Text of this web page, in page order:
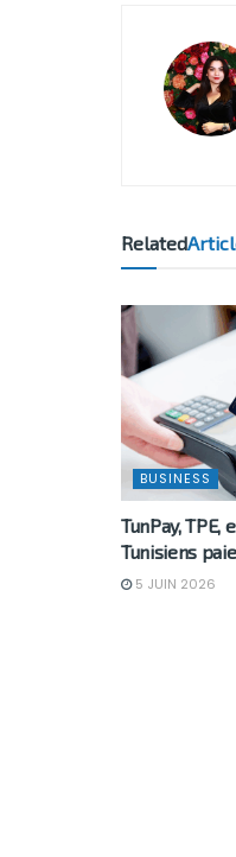
Related
BUSINESS
TunPay,
Tunisiens
5 JUIN 2026